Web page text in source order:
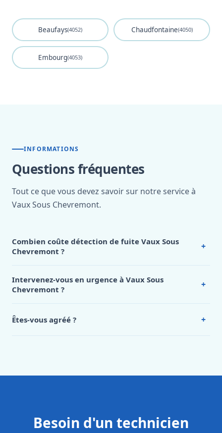
Beaufays(4052) Chaudfontaine(4050)
Embourg(4053)
INFORMATIONS
Questions fréquentes
Tout ce que vous devez savoir sur notre service à
Vaux Sous Chevremont.
Combien coûte détection de fuite Vaux Sous
Chevremont ?
+
Sous Chevremont, appelez le 0472 53 24 26.
Intervenez-vous en urgence à Vaux Sous
Chevremont ?
+
Êtes-vous agréé ? +
Besoin d'un technicien